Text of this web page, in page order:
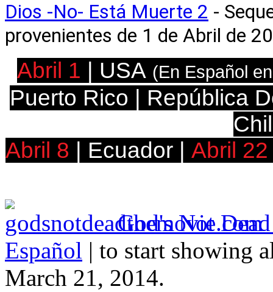
Dios -No- Está Muerte 2 -
provenientes de 1 de Abril de
Abril 1 | USA (En Español
Puerto Rico | República
Abril 8
| Ecuador | Abril
God's Not
Español | to start showing
March 21, 2014.